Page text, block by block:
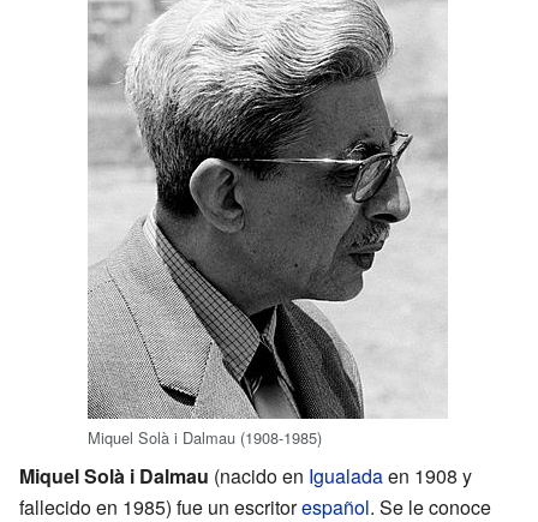
Miquel Solà i Dalmau (1908-1985)
Miquel Solà i Dalmau (nacido en Igualadaen 1908 y
fallecido en 1985) fue un escritorespañol. Se le conoce